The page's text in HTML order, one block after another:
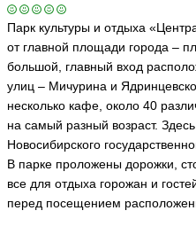
Парк культуры и отдыха
от главной площади города –
большой, главный вход
улиц – Мичурина и
несколько кафе, около 40
на самый разный возраст.
Новосибирского
В парке проложены дорожки,
все для отдыха горожан и
перед посещением